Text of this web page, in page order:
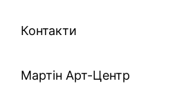
Контакти
Mартін Арт-Центр